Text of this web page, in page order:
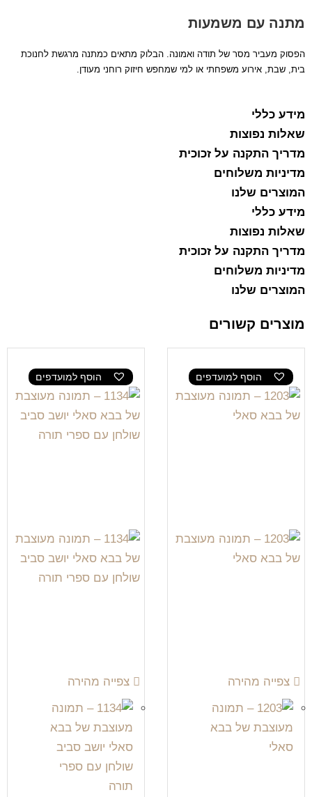
מתנה עם משמעות
הפסוק מעביר מסר של תודה ואמונה. הבלוק מתאים כמתנה מרגשת לחנוכת
בית, שבת, אירוע משפחתי או למי שמחפש חיזוק רוחני מעודן.
מידע כללי
שאלות נפוצות
מדריך התקנה על זכוכית
מדיניות משלוחים
המוצרים שלנו
מידע כללי
שאלות נפוצות
מדריך התקנה על זכוכית
מדיניות משלוחים
המוצרים שלנו
מוצרים קשורים
הוסף למועדפים
צפייה מהירה
הוסף למועדפים
צפייה מהירה